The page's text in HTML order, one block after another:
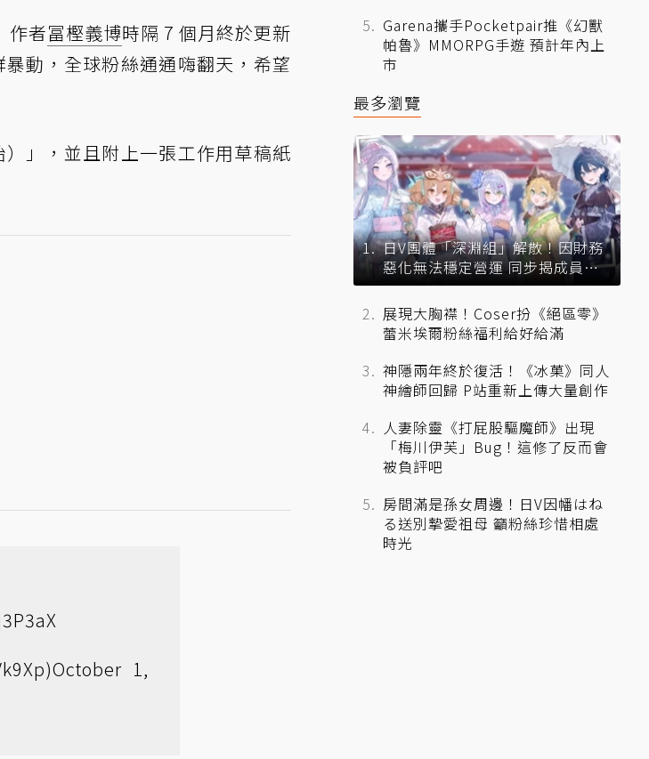
作者冨樫義博時隔 7 個月終於更新
動，全球粉絲通通嗨翻天，希望
」，並且附上一張工作用草稿紙
October 1,
Garena攜手Pocketpair推《幻獸
帕魯》MMORPG手遊 預計年內上
市
最多瀏覽
日V團體「深淵組」解散！因財務
惡化無法穩定營運 同步揭成員未
來去向
展現大胸襟！Coser扮《絕區零》
蕾米埃爾粉絲福利給好給滿
神隱兩年終於復活！《冰菓》同人
神繪師回歸 P站重新上傳大量創作
人妻除靈《打屁股驅魔師》出現
「梅川伊芙」Bug！這修了反而會
被負評吧
房間滿是孫女周邊！日V因幡はね
る送別摯愛祖母 籲粉絲珍惜相處
時光